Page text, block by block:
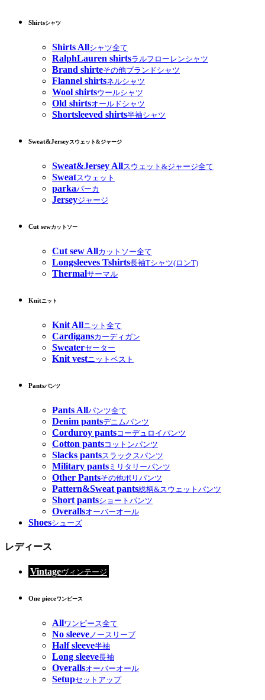
Shirtsシャツ
Shirts Allシャツ全て
RalphLauren shirtsラルフローレンシャツ
Brand shirteその他ブランドシャツ
Flannel shirtsネルシャツ
Wool shirtsウールシャツ
Old shirtsオールドシャツ
Shortsleeved shirts半袖シャツ
Sweat&Jerseyスウェット&ジャージ
Sweat&Jersey Allスウェット&ジャージ全て
Sweatスウェット
parkaパーカ
Jerseyジャージ
Cut sewカットソー
Cut sew Allカットソー全て
Longsleeves Tshirts長袖Tシャツ(ロンT)
Thermalサーマル
Knitニット
Knit Allニット全て
Cardigansカーディガン
Sweaterセーター
Knit vestニットベスト
Pantsパンツ
Pants Allパンツ全て
Denim pantsデニムパンツ
Corduroy pantsコーデュロイパンツ
Cotton pantsコットンパンツ
Slacks pantsスラックスパンツ
Military pants ミリタリーパンツ
Other Pantsその他ポリパンツ
Pattern&Sweat pants総柄&スウェットパンツ
Short pantsショートパンツ
Overallsオーバーオール
Shoesシューズ
レディース
Vintageヴィンテージ
One pieceワンピース
Allワンピース全て
No sleeve ノースリーブ
Half sleeve半袖
Long sleeve長袖
Overallsオーバーオール
Setupセットアップ